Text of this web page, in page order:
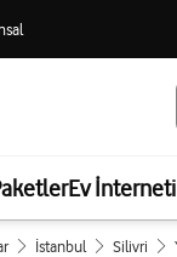
Ev İnterneti
İstanbul Silivri